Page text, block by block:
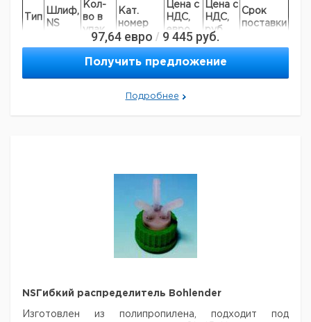
Тип
Шлиф,
NS
Кол-
во в
упак.
Кат.
номер
Цена с
НДС,
евро
Цена с
НДС,
руб
Срок
поставки
GL
29/32 1 6224507
97,64 евро / 9 445 руб.
Получить предложение
Подробнее
NSГибкий распределитель Bohlender
Изготовлен из полипропилена, подходит под